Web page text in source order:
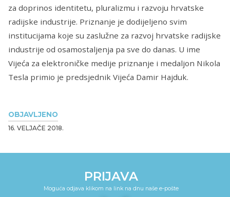
OBJAVLJENO
16. VELJAČE 2018.
za doprinos identitetu, pluralizmu i razvoju hrvatske
radijske industrije. Priznanje je dodijeljeno svim
institucijama koje su zaslužne za razvoj hrvatske radijske
industrije od osamostaljenja pa sve do danas. U ime
Vijeća za elektroničke medije priznanje i medaljon Nikola
Tesla primio je predsjednik Vijeća Damir Hajduk.
PRIJAVA
Moguća odjava klikom na link na dnu naše e-pošte